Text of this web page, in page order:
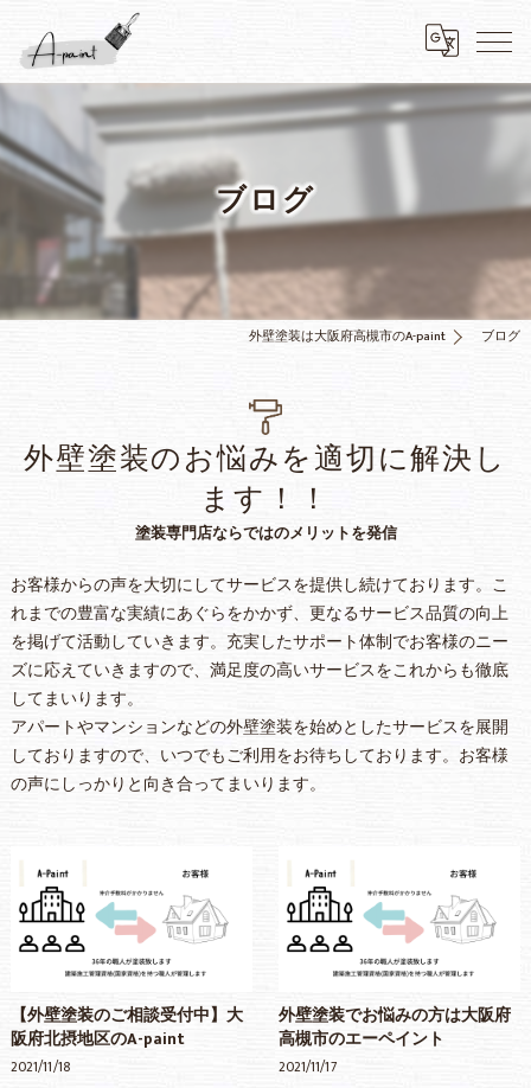
ブログ
外壁塗装は大阪府高槻市のA-paint ブログ
外壁塗装のお悩みを適切に解決し
ます！！
塗装専門店ならではのメリットを発信
お客様からの声を大切にしてサービスを提供し続けております。こ
れまでの豊富な実績にあぐらをかかず、更なるサービス品質の向上
を掲げて活動していきます。充実したサポート体制でお客様のニー
ズに応えていきますので、満足度の高いサービスをこれからも徹底
してまいります。
アパートやマンションなどの外壁塗装を始めとしたサービスを展開
しておりますので、いつでもご利用をお待ちしております。お客様
の声にしっかりと向き合ってまいります。
【外壁塗装のご相談受付中】大
阪府北摂地区のA-paint
2021/11/18
外壁塗装でお悩みの方は大阪府
高槻市のエーペイント
2021/11/17